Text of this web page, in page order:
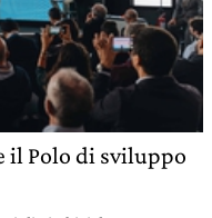
il Polo di sviluppo